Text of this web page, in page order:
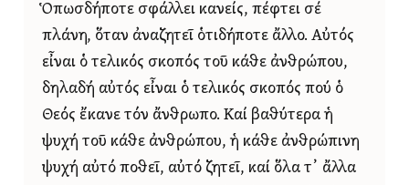
Ὁπωσδήποτε σφάλλει κανείς, πέφτει σέ
πλάνη, ὅταν ἀναζητεῖ ὁτιδήποτε ἄλλο. Αὐτός
εἶναι ὁ τελικός σκοπός τοῦ κάθε ἀνθρώπου,
δηλαδή αὐτός εἶναι ὁ τελικός σκοπός πού ὁ
Θεός ἔκανε τόν ἄνθρωπο. Καί βαθύτερα ἡ
ψυχή τοῦ κάθε ἀνθρώπου, ἡ κάθε ἀνθρώπινη
ψυχή αὐτό ποθεῖ, αὐτό ζητεῖ, καί ὅλα τ᾿ ἄλλα